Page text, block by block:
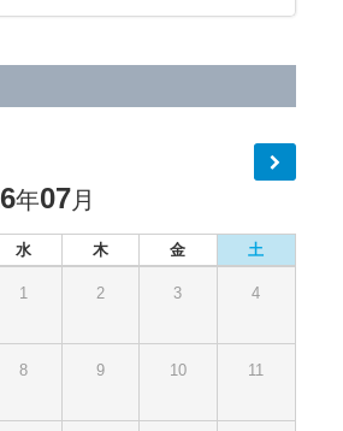
年07月
水 木 金 土
1 2 3 4
8 9 10 11